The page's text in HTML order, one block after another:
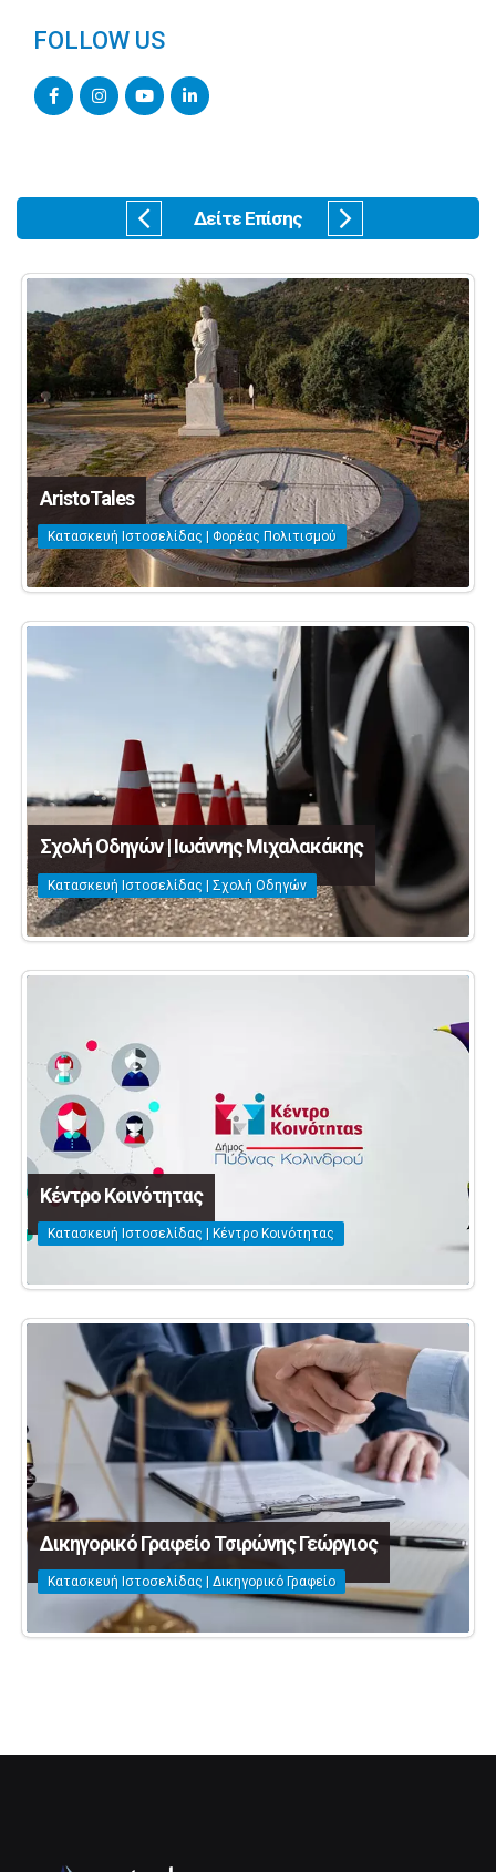
FOLLOW US
Δείτε Επίσης
AristoTales
Κατασκευή Ιστοσελίδας | Φορέας Πολιτισμού
Σχολή Οδηγών | Ιωάννης Μιχαλακάκης
Κατασκευή Ιστοσελίδας | Σχολή Οδηγών
Κέντρο Κοινότητας
Κατασκευή Ιστοσελίδας | Κέντρο Κοινότητας
Δικηγορικό Γραφείο Τσιρώνης Γεώργιος
Κατασκευή Ιστοσελίδας | Δικηγορικό Γραφείο